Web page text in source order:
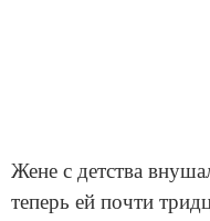
Жене с детства
теперь ей почти